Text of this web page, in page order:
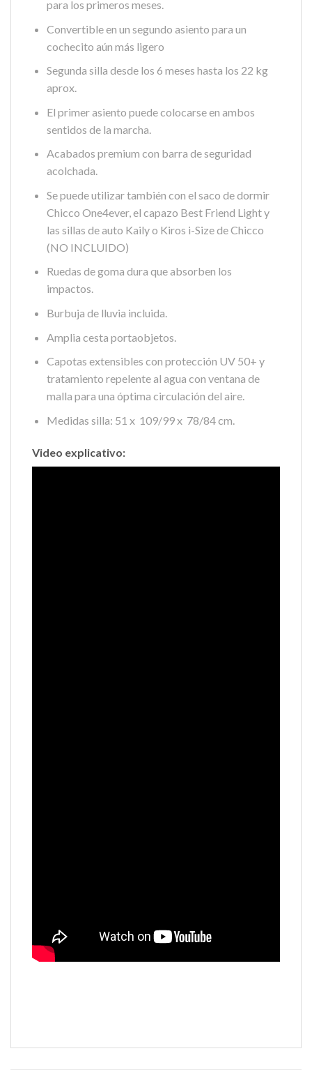
para los primeros meses.
Convertible en un segundo asiento para un
cochecito aún más ligero
Segunda silla desde los 6 meses hasta los 22 kg
aprox.
El primer asiento puede colocarse en ambos
sentidos de la marcha.
Acabados premium con barra de seguridad
acolchada.
Se puede utilizar también con el saco de dormir
Chicco One4ever, el capazo Best Friend Light y
las sillas de auto Kaily o Kiros i-Size de Chicco
(NO INCLUIDO)
Ruedas de goma dura que absorben los
impactos.
Burbuja de lluvia incluida.
Amplia cesta portaobjetos.
Capotas extensibles con protección UV 50+ y
tratamiento repelente al agua con ventana de
malla para una óptima circulación del aire.
Medidas silla: 51 x 109/99 x 78/84 cm.
Video explicativo: